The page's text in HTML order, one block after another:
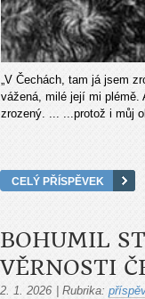
„V Čechách, tam já jsem
vážená, milé její mi
zrozený. ... ...protož i můj
CELÝ PŘÍSPĚVEK
BOHUMIL
VĚRNOSTI
2. 1. 2026 Rubrika: